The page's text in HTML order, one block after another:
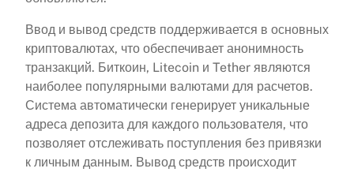
Ввод и вывод средств поддерживается в основных
криптовалютах, что обеспечивает анонимность
транзакций. Биткоин, Litecoin и Tether являются
наиболее популярными валютами для расчетов.
Система автоматически генерирует уникальные
адреса депозита для каждого пользователя, что
позволяет отслеживать поступления без привязки
к личным данным. Вывод средств происходит